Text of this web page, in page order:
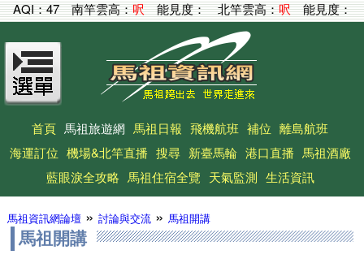
AQI：47 南竿雲高：呎能見度：北竿雲高：呎能見度：
首頁 馬祖旅遊網 馬祖日報 飛機航班 補位 離島航班
海運訂位 機場&北竿直播 搜尋 新臺馬輪 港口直播 馬祖酒廠
藍眼淚全攻略 馬祖住宿全覽 天氣監測 生活資訊
馬祖資訊網論壇» 討論與交流» 馬祖開講
馬祖開講